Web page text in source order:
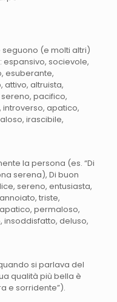
(e molti altri)
socievole,
esuberante,
altruista,
pacifico,
introverso, apatico,
irascibile,
la persona (es. “Di
serena), Di buon
sereno, entusiasta,
triste,
permaloso,
deluso,
si parlava del
qualità più bella è
e sorridente”).